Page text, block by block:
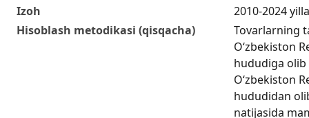
Izoh
2010-2024
Hisoblash metodikasi (qisqacha)
Tovarlarning
Oʻzbekiston
hududiga
Oʻzbekiston
hududidan
natijasida